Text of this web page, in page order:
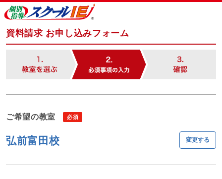
資料請求 お申し込みフォーム
ご希望の教室
弘前富田校 変更する